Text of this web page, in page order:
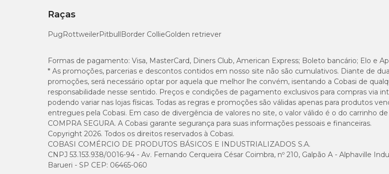
Umidade
Enriquecimento Mínimo por Kg
Acido folico: 0,000606849 mg, niacina: 0,020026008 mg, acido pantotenico: 0,037928045 mg, piridoxina:
0,037928045 mcg, riboflavina: 0,018964023 mg, biotina: 0,0000910273 mg, selenio: 0,00037928 mg, tiamina:
mg, vitaminaA: 7,585609016 UI, Colina: 0,001972258 g, Vitamina C: 0,15171218 mg, Ferro: 0,060684872 mg,
0,05006502 UI, Iodo: 0,001213697 mg, Vitamina K3: 0,002973559 mg, Zinco: 0,07585609 mg, Manganes:
mg, Magnésio: 0,000458171 g, Sódio: 0,000637191 g, L-Taurina: 0,001668834 g, Potássio: 0,001107499 g, DL-
Quantidade Diária Recomendada
Raças
PugRottweilerPitbullBorder CollieGolden retriever
Formas de pagamento: Visa, MasterCard, Diners Club, American Express; Boleto bancário; Elo e
* As promoções, parcerias e descontos contidos em nosso site não são cumulativos. Diante de
promoções, será necessário optar por aquela que melhor lhe convém, isentando a Cobasi de
responsabilidade nesse sentido. Preços e condições de pagamento exclusivos para compras via
podendo variar nas lojas físicas. Todas as regras e promoções são válidas apenas para produtos
entregues pela Cobasi. Em caso de divergência de valores no site, o valor válido é o do carrinho
COMPRA SEGURA. A Cobasi garante segurança para suas informações pessoais e financeiras.
Copyright 2026. Todos os direitos reservados à Cobasi.
COBASI COMÉRCIO DE PRODUTOS BÁSICOS E INDUSTRIALIZADOS S.A.
CNPJ 53.153.938/0016-94 - Av. Fernando Cerqueira César Coimbra, nº 210, Galpão A - Alphaville
Barueri - SP CEP: 06465-060